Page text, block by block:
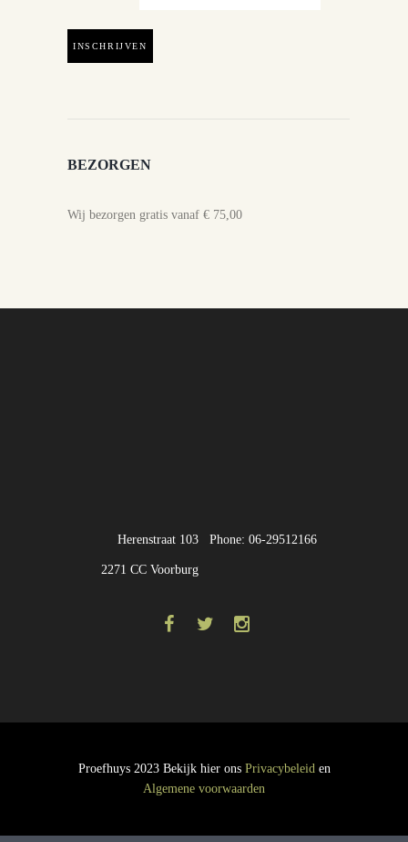
BEZORGEN
Wij bezorgen gratis vanaf € 75,00
Phone: 06-29512166
Herenstraat 103
2271 CC Voorburg
Proefhuys 2023 Bekijk hier ons Privacybeleid en
Algemene voorwaarden